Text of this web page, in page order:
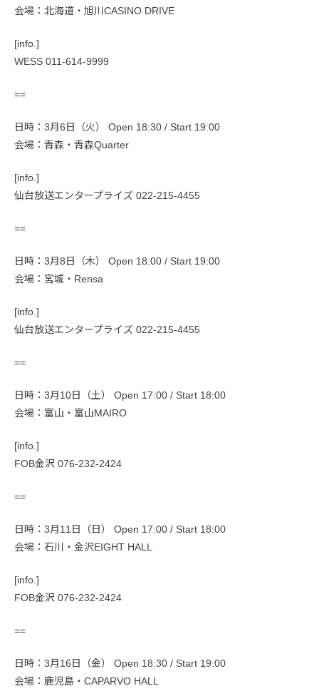
会場：北海道・旭川CASINO DRIVE
[info.]
WESS 011-614-9999
==
日時：3月6日（火） Open 18:30 / Start 19:00
会場：青森・青森Quarter
[info.]
仙台放送エンタープライズ 022-215-4455
==
日時：3月8日（木） Open 18:00 / Start 19:00
会場：宮城・Rensa
[info.]
仙台放送エンタープライズ 022-215-4455
==
日時：3月10日（土） Open 17:00 / Start 18:00
会場：富山・富山MAIRO
[info.]
FOB金沢 076-232-2424
==
日時：3月11日（日） Open 17:00 / Start 18:00
会場：石川・金沢EIGHT HALL
[info.]
FOB金沢 076-232-2424
==
日時：3月16日（金） Open 18:30 / Start 19:00
会場：鹿児島・CAPARVO HALL